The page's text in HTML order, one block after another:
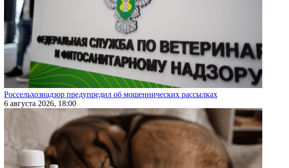
Россельхознадзор предупредил об мошеннических рассылках
6 августа 2026, 18:00